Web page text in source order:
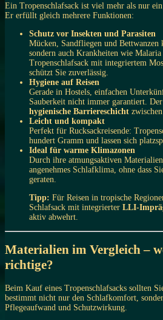
Ein Tropenschlafsack ist viel mehr als nur ein
Er erfüllt gleich mehrere Funktionen:
Schutz vor Insekten und Parasiten
Mücken, Sandfliegen und Bettwanzen
sondern auch Krankheiten wie
Tropenschlafsack mit integriertem
schützt Sie zuverlässig.
Hygiene auf Reisen
Gerade in Hostels, einfachen
Sauberkeit nicht immer garantiert.
hygienische Barriereschicht
Leicht und kompakt
Perfekt für Rucksackreisende:
hundert Gramm und lassen sich
Ideal für warme Klimazonen
Durch ihre atmungsaktiven
angenehmes Schlafklima, ohne dass
geraten.
Tipp: Für Reisen in tropische
Schlafsack mit integrierter LLI-
aktiv abwehrt.
Materialien im Vergleich –
richtige?
Beim Kauf eines Tropenschlafsacks sollten
bestimmt nicht nur den Schlafkomfort,
Pflegeaufwand und Schutzwirkung.